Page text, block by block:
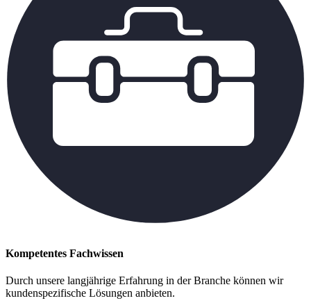
Kompetentes Fachwissen
Durch unsere langjährige Erfahrung in der Branche können wir
kundenspezifische Lösungen anbieten.